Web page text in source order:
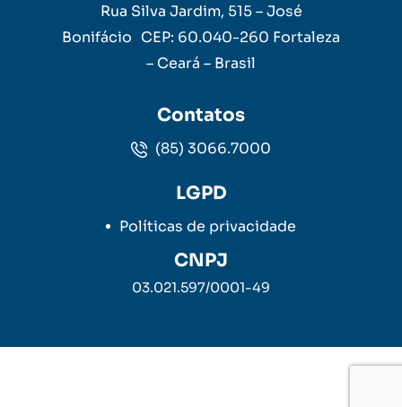
Rua Silva Jardim, 515 – José
Bonifácio CEP: 60.040-260 Fortaleza
– Ceará – Brasil
Contatos
(85) 3066.7000
LGPD
Políticas de privacidade
CNPJ
03.021.597/0001-49